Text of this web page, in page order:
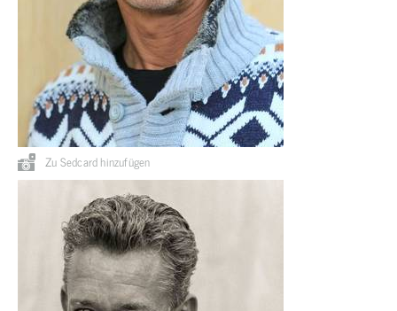
Zu Sedcard hinzufügen